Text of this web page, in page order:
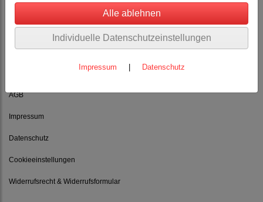
AGB
Impressum
Datenschutz
Cookieeinstellungen
Widerrufsrecht & Widerrufsformular
Individuelle Datenschutzeinstellungen
Impressum Datenschutz